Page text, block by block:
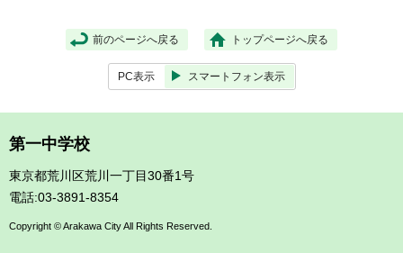
前のページへ戻る トップページへ戻る
PC表示 スマートフォン表示
第一中学校
東京都荒川区荒川一丁目30番1号
電話:03-3891-8354
Copyright © Arakawa City All Rights Reserved.